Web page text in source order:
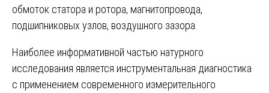
обмоток статора и ротора, магнитопровода,
подшипниковых узлов, воздушного зазора.
Наиболее информативной частью натурного
исследования является инструментальная диагностика
с применением современного измерительного